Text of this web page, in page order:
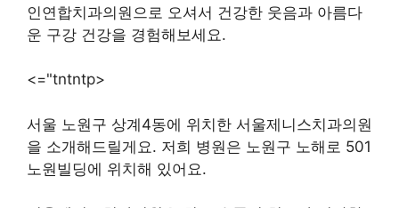
인연합치과의원으로 오셔서 건강한 웃음과 아름다
운 구강 건강을 경험해보세요.
<="tntntp>
서울 노원구 상계4동에 위치한 서울제니스치과의원
을 소개해드릴게요. 저희 병원은 노원구 노해로 501
노원빌딩에 위치해 있어요.